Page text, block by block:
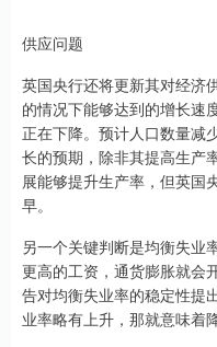
供应问题
英国央行还将更新其对经济
的情况下能够达到的增长速
正在下降。预计人口数量减
长的预期，除非其提高生产
展能够提升生产率，但英国
早。
另一个关键判断是均衡失业
更高的工资，通货膨胀就会
告对均衡失业率的稳定性提
业率略有上升，那就意味着